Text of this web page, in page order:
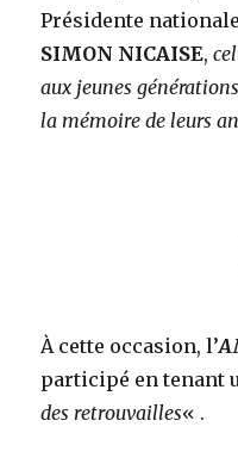
Présidente
SIMON NICAISE,
aux jeunes
la mémoire de leurs
À cette occasion, l’
participé en tenant
des retrouvailles« .